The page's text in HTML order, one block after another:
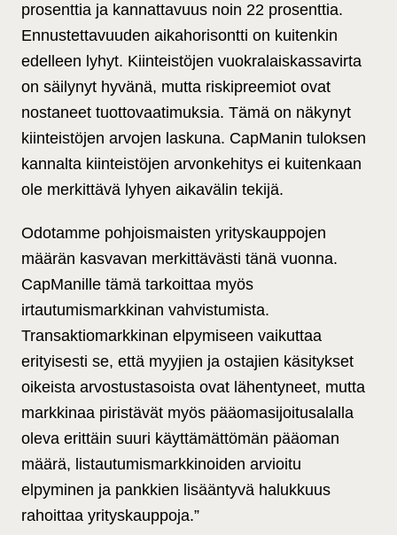
prosenttia ja kannattavuus noin 22 prosenttia.
Ennustettavuuden aikahorisontti on kuitenkin
edelleen lyhyt. Kiinteistöjen vuokralaiskassavirta
on säilynyt hyvänä, mutta riskipreemiot ovat
nostaneet tuottovaatimuksia. Tämä on näkynyt
kiinteistöjen arvojen laskuna. CapManin tuloksen
kannalta kiinteistöjen arvonkehitys ei kuitenkaan
ole merkittävä lyhyen aikavälin tekijä.
Odotamme pohjoismaisten yrityskauppojen
määrän kasvavan merkittävästi tänä vuonna.
CapManille tämä tarkoittaa myös
irtautumismarkkinan vahvistumista.
Transaktiomarkkinan elpymiseen vaikuttaa
erityisesti se, että myyjien ja ostajien käsitykset
oikeista arvostustasoista ovat lähentyneet, mutta
markkinaa piristävät myös pääomasijoitusalalla
oleva erittäin suuri käyttämättömän pääoman
määrä, listautumismarkkinoiden arvioitu
elpyminen ja pankkien lisääntyvä halukkuus
rahoittaa yrityskauppoja.”